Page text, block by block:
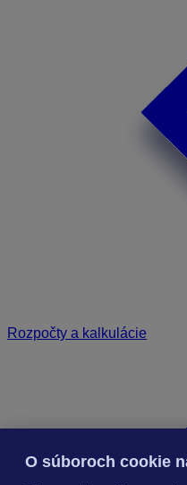
Rozpočty a kalkulácie
O súboroch cookie